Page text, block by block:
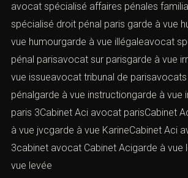
avocat spécialisé affaires pénales
spécialisé droit pénal paris garde à vue
vue humourgarde à vue illégaleavocat
pénal parisavocat sur parisgarde à vue
vue issueavocat tribunal de
pénalgarde à vue instructiongarde à vue
paris 3Cabinet Aci avocat parisCabinet
à vue jvcgarde à vue KarineCabinet Aci
3cabinet avocat Cabinet Acigarde à vue
vue levée